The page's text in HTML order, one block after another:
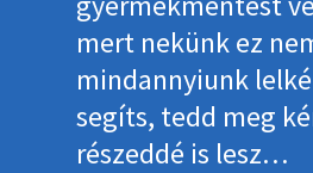
mert nekünk ez
mindannyiunk
segíts, tedd meg
részeddé is lesz…